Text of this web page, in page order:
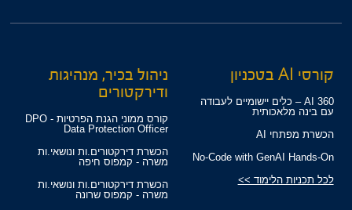
קורסי AI בטכניון
360 AI – כלים יישומיים לעבודה
עם בינה מלאכותית
הכשרת מפתחי AI
No-Code with GenAI Hands-On
לכל תכניות הלימוד >>
ניהול בכיר, מנהיגות
ודירקטורים
קורס ממוני הגנת הפרטיות - DPO
Data Protection Officer
הכשרת דירקטורים.ות ונושאי.ות
משרה - קמפוס חיפה
הכשרת דירקטורים.ות ונושאי.ות
משרה - קמפוס שרונה